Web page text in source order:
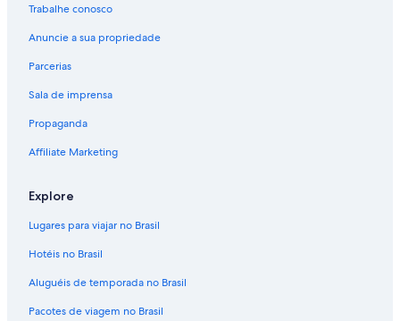
Trabalhe conosco
Anuncie a sua propriedade
Parcerias
Sala de imprensa
Propaganda
Affiliate Marketing
Explore
Lugares para viajar no Brasil
Hotéis no Brasil
Aluguéis de temporada no Brasil
Pacotes de viagem no Brasil